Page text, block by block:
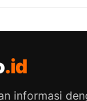
.id
informasi